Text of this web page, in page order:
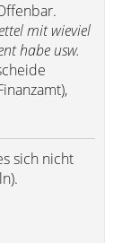
mit wieviel
habe usw.
sich nicht